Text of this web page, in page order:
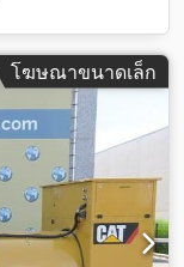
โฆษณาขนาดเล็ก